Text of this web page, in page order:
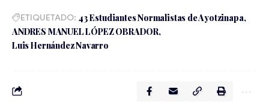
ETIQUETADO: 43 Estudiantes Normalistas de Ayotzinapa
ANDRES MANUEL LÓPEZ OBRADOR
Luis Hernández Navarro